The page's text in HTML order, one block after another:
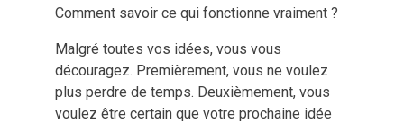
Comment savoir ce qui fonctionne vraiment ?
Malgré toutes vos idées, vous vous
découragez. Premièrement, vous ne voulez
plus perdre de temps. Deuxièmement, vous
voulez être certain que votre prochaine idée